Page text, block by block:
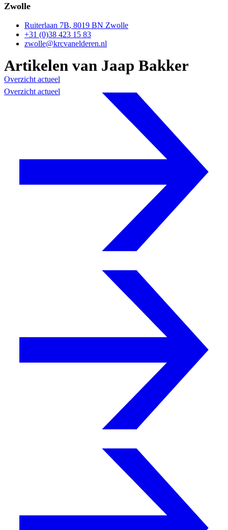
Zwolle
Ruiterlaan 7B, 8019 BN Zwolle
+31 (0)38 423 15 83
zwolle@krcvanelderen.nl
Artikelen van Jaap Bakker
Overzicht actueel